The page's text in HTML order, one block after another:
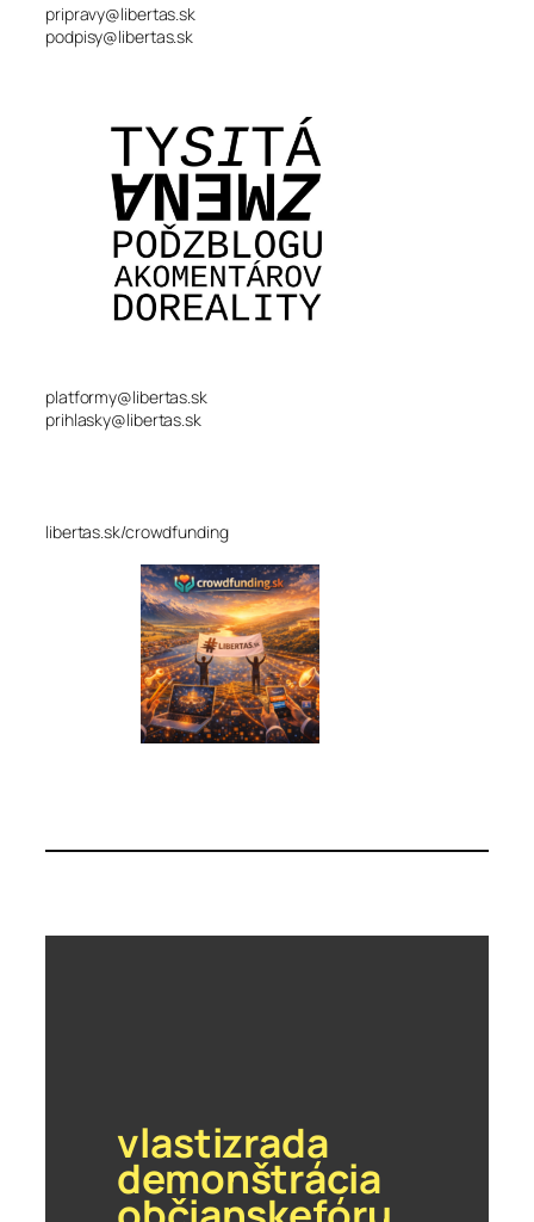
pripravy@libertas.sk
podpisy@libertas.sk
platformy@libertas.sk
prihlasky@libertas.sk
libertas.sk/crowdfunding
vlastizrada
demonštrácia